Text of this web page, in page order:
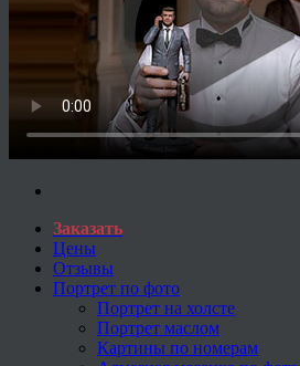
Заказать
Цены
Отзывы
Портрет по фото
Портрет на холсте
Портрет маслом
Картины по номерам